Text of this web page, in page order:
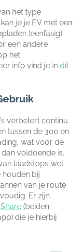
het type
je je EV met een
(eenfasig).
een andere
het
info vind je in dit
verbetert continu.
tussen de 300 en
wat voor de
voldoende is.
laadstops wel
houden bij
van je route
Er zijn
(beiden
die je hierbij